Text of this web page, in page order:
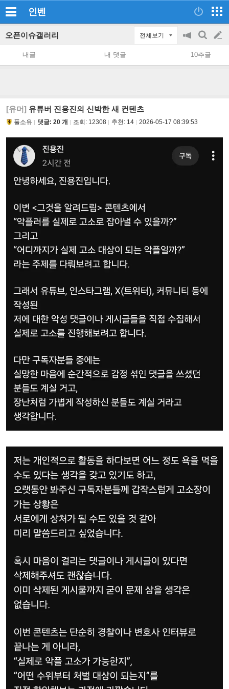
인벤
오픈이슈갤러리 전체보기
공
지
on/off
검
색
글
쓰
내글 내 댓글 10추글
[유머] 유튜버 진용진의 신박한 새 컨텐츠
풀소유 댓글: 20 개 조회: 12308 추천: 14 2026-05-17 08:39:53